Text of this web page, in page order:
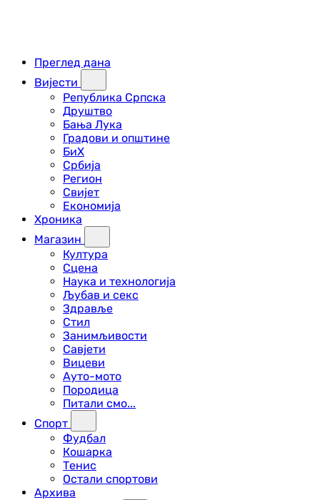
Преглед дана
Вијести
Република Српска
Друштво
Бања Лука
Градови и општине
БиХ
Србија
Регион
Свијет
Економија
Хроника
Магазин
Култура
Сцена
Наука и технологија
Љубав и секс
Здравље
Стил
Занимљивости
Савјети
Вицеви
Ауто-мото
Породица
Питали смо...
Спорт
Фудбал
Кошарка
Тенис
Остали спортови
Архива